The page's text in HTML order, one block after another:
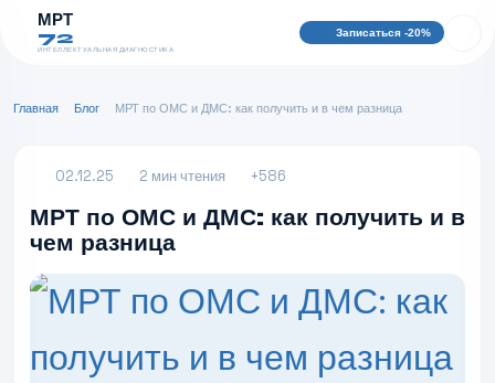
МРТ
72
ИНТЕЛЛЕКТУАЛЬНАЯ ДИАГНОСТИКА
Записаться -20%
Главная Блог МРТ по ОМС и ДМС: как получить и в чем разница
02.12.25 2 мин чтения +586
МРТ по ОМС и ДМС: как получить и в
чем разница